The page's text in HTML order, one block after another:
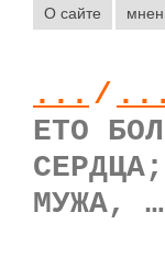
О сайте
... / ...
ЕТО
МУЖА, …